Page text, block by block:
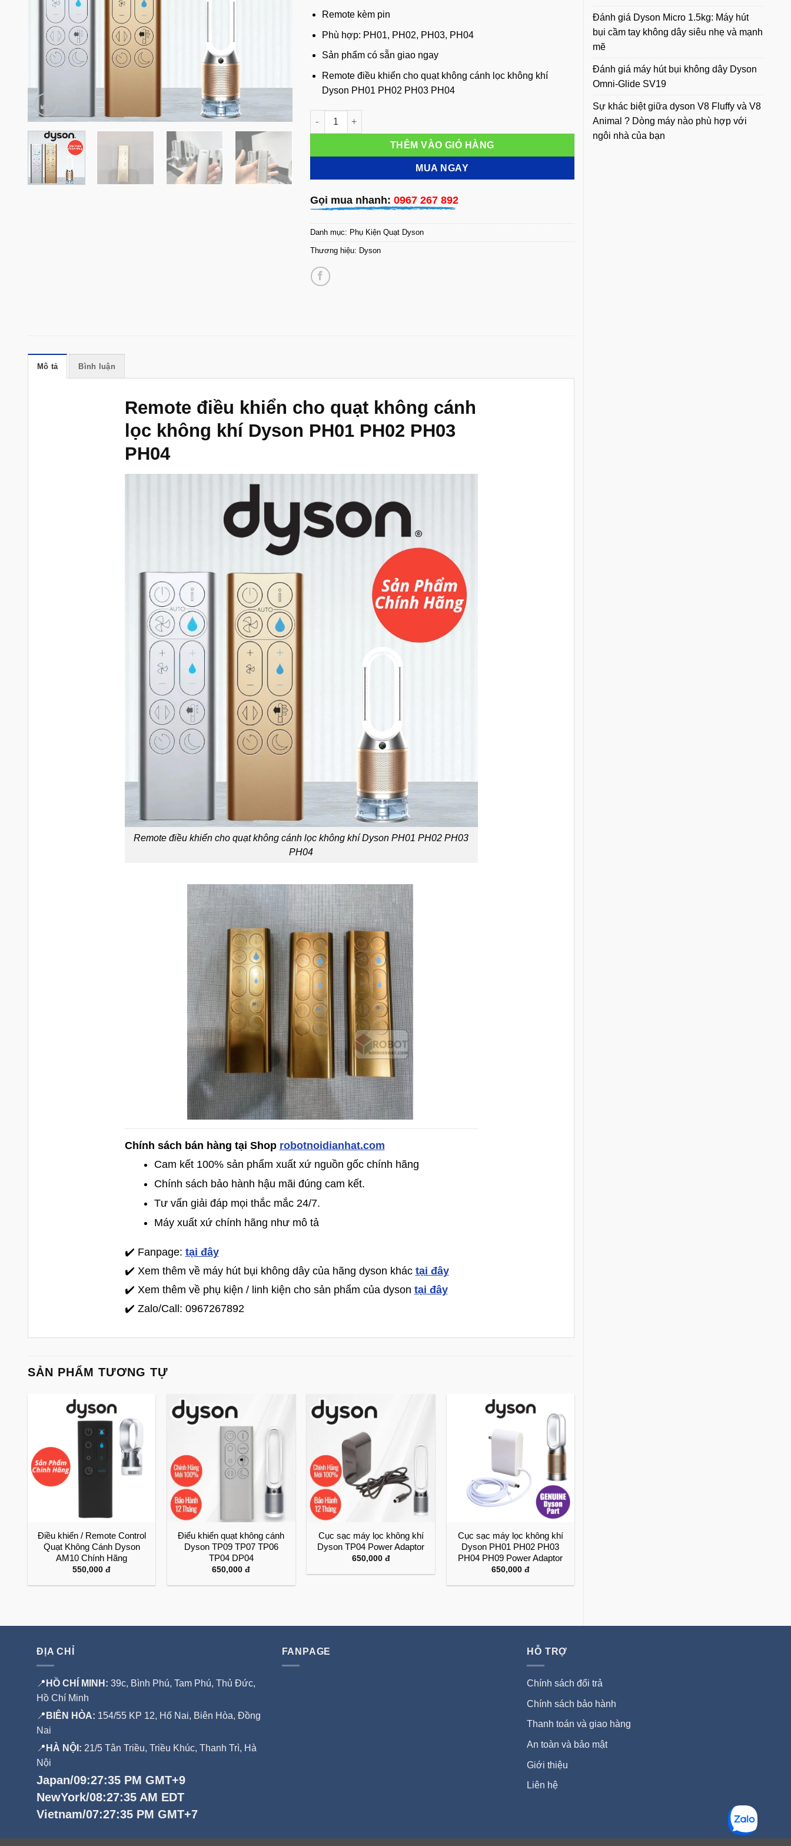
Đánh giá Dyson Micro 1.5kg: Máy hút
bụi cầm tay không dây siêu nhẹ và mạnh
mẽ
Đánh giá máy hút bụi không dây Dyson
Omni-Glide SV19
Sự khác biệt giữa dyson V8 Fluffy và V8
Animal ? Dòng máy nào phù hợp với
ngôi nhà của bạn
Remote kèm pin
Phù hợp: PH01, PH02, PH03, PH04
Sản phẩm có sẵn giao ngay
Remote điều khiển cho quạt không cánh lọc không khí
Dyson PH01 PH02 PH03 PH04
Remote điều khiển cho quạt không cánh lọc không khí Dyson PH01 PH02 PH03 PH04 số lượng
THÊM VÀO GIỎ HÀNG
MUA NGAY
Gọi mua nhanh: 0967 267 892
Danh mục: Phụ Kiện Quạt Dyson
Thương hiệu: Dyson
Mô tả Bình luận
Remote điều khiển cho quạt không cánh
lọc không khí Dyson PH01 PH02 PH03
PH04
Remote điều khiển cho quạt không cánh lọc không khí Dyson PH01 PH02 PH03
PH04
Chính sách bán hàng tại Shop robotnoidianhat.com
Cam kết 100% sản phẩm xuất xứ nguồn gốc chính hãng
Chính sách bảo hành hậu mãi đúng cam kết.
Tư vấn giải đáp mọi thắc mắc 24/7.
Máy xuất xứ chính hãng như mô tả
✔️ Fanpage: tại đây
✔️ Xem thêm về máy hút bụi không dây của hãng dyson khác tại đây
✔️ Xem thêm về phụ kiện / linh kiện cho sản phẩm của dyson tại đây
✔️ Zalo/Call: 0967267892
SẢN PHẨM TƯƠNG TỰ
Điều khiển / Remote Control
Quạt Không Cánh Dyson
AM10 Chính Hãng
550,000đ
Điểu khiển quạt không cánh
Dyson TP09 TP07 TP06
TP04 DP04
650,000đ
Cục sạc máy lọc không khí
Dyson TP04 Power Adaptor
650,000 đ
Cục sạc máy lọc không khí
Dyson PH01 PH02 PH03
PH04 PH09 Power Adaptor
650,000 đ
ĐỊA CHỈ
📍 HỒ CHÍ MINH: 39c, Bình Phú, Tam Phú, Thủ Đức,
Hồ Chí Minh
📍 BIÊN HÒA: 154/55 KP 12, Hố Nai, Biên Hòa, Đồng
Nai
📍 HÀ NỘI: 21/5 Tân Triều, Triều Khúc, Thanh Trì, Hà
Nội
Japan/09:27:36 PM GMT+9
NewYork/08:27:36 AM EDT
Vietnam/07:27:36 PM GMT+7
FANPAGE HỖ TRỢ
Chính sách đổi trả
Chính sách bảo hành
Thanh toán và giao hàng
An toàn và bảo mật
Giới thiệu
Liên hệ